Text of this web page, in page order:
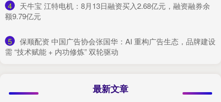
4
​天牛宝 江特电机：8月13日融资买入2.68亿元，融资融券余
额9.79亿元
5
​保顺配资 中国广告协会张国华：AI 重构广告生态，品牌建设
需 “技术赋能 + 内功修炼” 双轮驱动
最新文章